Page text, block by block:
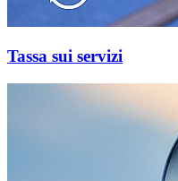
Tassa sui servizi